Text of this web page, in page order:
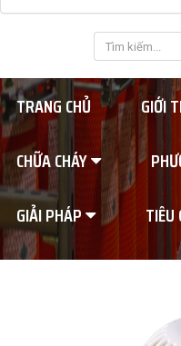
TRANG CHỦ GIỚI
CHỮA CHÁY
GIẢI PHÁP
TIÊU